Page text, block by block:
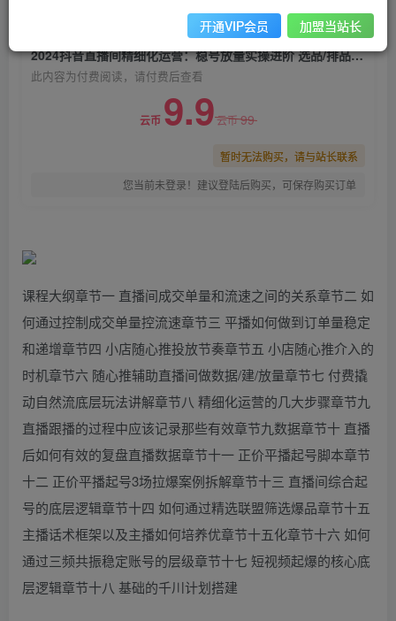
2024抖音直播间精细化运营：稳号放量实操进阶 选品/排品/起号/随心推/千川付费投放
此内容为付费阅读，请付费后查看
云币 9.9云币99
暂时无法购买，请与站长联系
您当前未登录！建议登陆后购买，可保存购买订单
课程大纲章节一 直播间成交单量和流速之间的关系章节二 如
何通过控制成交单量控流速章节三 平播如何做到订单量稳定
和递增章节四 小店随心推投放节奏章节五 小店随心推介入的
时机章节六 随心推辅助直播间做数据/建/放量章节七 付费撬
动自然流底层玩法讲解章节八 精细化运营的几大步骤章节九
直播跟播的过程中应该记录那些有效章节九数据章节十 直播
后如何有效的复盘直播数据章节十一 正价平播起号脚本章节
十二 正价平播起号3场拉爆案例拆解章节十三 直播间综合起
号的底层逻辑章节十四 如何通过精选联盟筛选爆品章节十五
主播话术框架以及主播如何培养优章节十五化章节十六 如何
通过三频共振稳定账号的层级章节十七 短视频起爆的核心底
层逻辑章节十八 基础的千川计划搭建
开通VIP会员 加盟当站长